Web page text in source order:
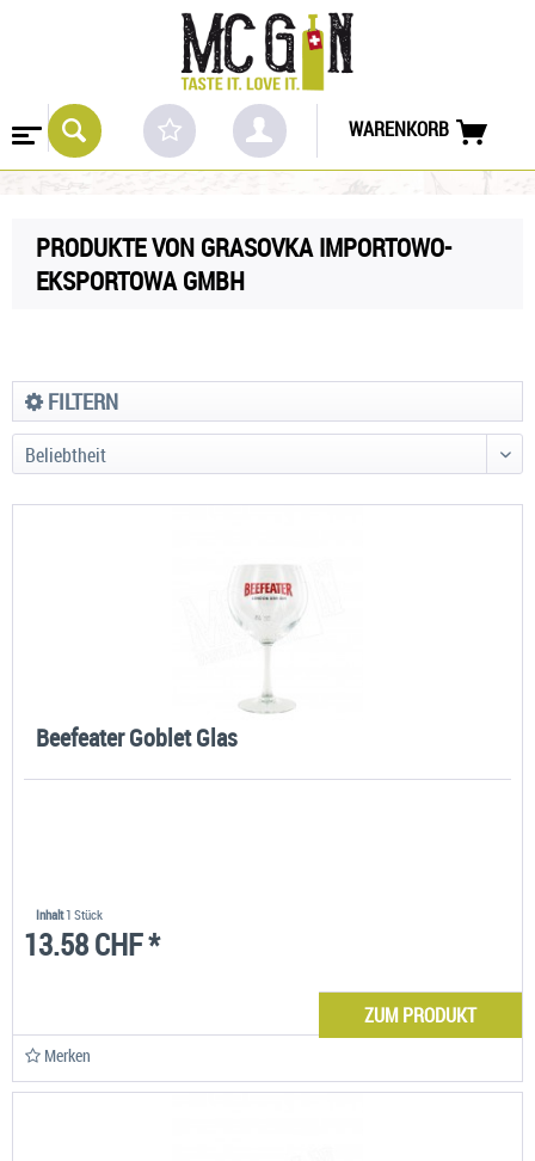
WARENKORB
PRODUKTE VON GRASOVKA IMPORTOWO-
EKSPORTOWA GMBH
FILTERN
Beefeater Goblet Glas
Inhalt1 Stück
13.58 CHF *
ZUM PRODUKT
Merken